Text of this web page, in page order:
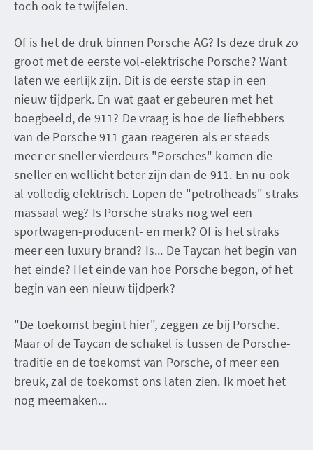
toch ook te twijfelen.
Of is het de druk binnen Porsche AG? Is deze druk zo
groot met de eerste vol-elektrische Porsche? Want
laten we eerlijk zijn. Dit is de eerste stap in een
nieuw tijdperk. En wat gaat er gebeuren met het
boegbeeld, de 911? De vraag is hoe de liefhebbers
van de Porsche 911 gaan reageren als er steeds
meer er sneller vierdeurs "Porsches" komen die
sneller en wellicht beter zijn dan de 911. En nu ook
al volledig elektrisch. Lopen de "petrolheads" straks
massaal weg? Is Porsche straks nog wel een
sportwagen-producent- en merk? Of is het straks
meer een luxury brand? Is... De Taycan het begin van
het einde? Het einde van hoe Porsche begon, of het
begin van een nieuw tijdperk?
"De toekomst begint hier", zeggen ze bij Porsche.
Maar of de Taycan de schakel is tussen de Porsche-
traditie en de toekomst van Porsche, of meer een
breuk, zal de toekomst ons laten zien. Ik moet het
nog meemaken...